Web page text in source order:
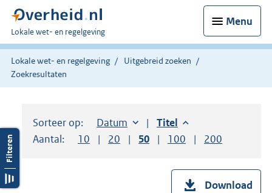
Menu
U
bent
hier:
Lokale wet- en regelgeving
Lokale wet- en regelgeving
Uitgebreid zoeken
Zoekresultaten
Sorteer op: Sorteer op:
Datum aflopendSorteer op:
Titel aflopend
Aantal:
Toon
10 resultaten per pagina
Toon
20 resultaten per pagina
Toon
50 resultaten per pagina
Toon
100 resultaten per
Toon
200
Download